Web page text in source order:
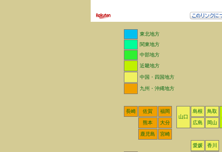
東北地方
関東地方
中部地方
近畿地方
中国・四国地方
九州・沖縄地方
長崎 佐賀
福岡
山口
島根
鳥取
熊本
大分 広島 岡山
鹿児島 宮崎
愛媛 香川